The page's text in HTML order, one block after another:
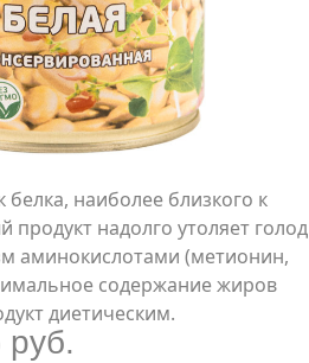
белка, наиболее близкого к
надолго утоляет
аминокислотами (метионин,
содержание жиров
диетическим.
руб.